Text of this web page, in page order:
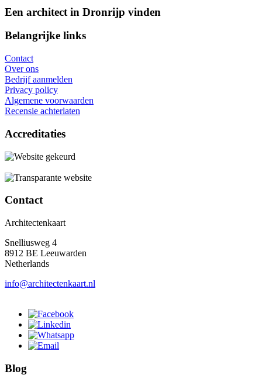
Een architect in Dronrijp vinden
Belangrijke links
Contact
Over ons
Bedrijf aanmelden
Privacy policy
Algemene voorwaarden
Recensie achterlaten
Accreditaties
Contact
Architectenkaart
Snelliusweg 4
8912 BE Leeuwarden
Netherlands
info@architectenkaart.nl
Blog